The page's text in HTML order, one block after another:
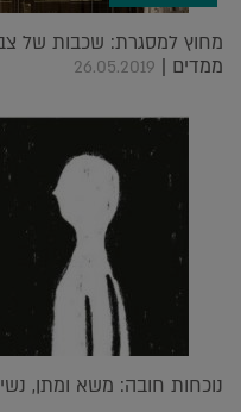
מחוץ למסגרת: שכבות של
ממדים | 26.05.2019
נוכחות חובה: משא ומתן,